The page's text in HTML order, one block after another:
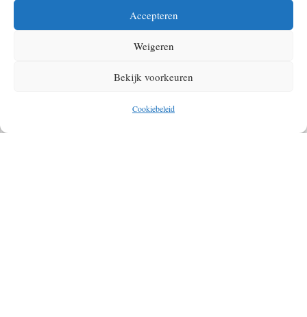
Accepteren
Weigeren
Bekijk voorkeuren
Cookiebeleid
EIFEL TREKKING: MET JE TENTJE (NET OVER
DE GRENS) DE WILDERNIS IN